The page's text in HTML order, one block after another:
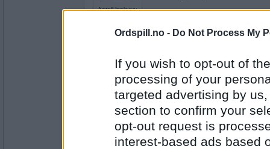
Ordspill.no - Do Not Process My
If you wish to opt-out of
processing of your
targeted advertising by
section to confirm your
opt-out request is
interest-based ads based
Antall innlegg:
Jensine1 - Ikke medlem lenger
Antall innlegg:
1984
Hva liker du best på pizzaen ?
- Ikke medlem lenger
Tomatsaus, skinke, ananas og ost.